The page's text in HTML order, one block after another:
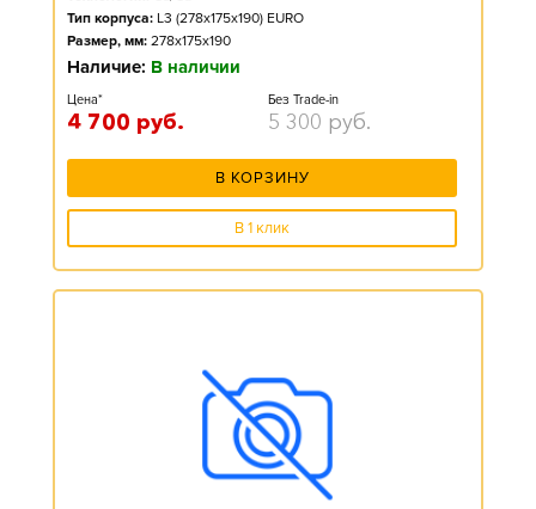
Тип корпуса: L3 (278x175x190) EURO
Размер, мм: 278x175x190
Наличие: В наличии
Цена*
4 700 руб.
Без Trade-in
5 300 руб.
В КОРЗИНУ
В 1 клик